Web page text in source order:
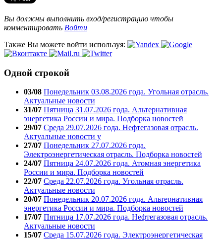
Вы должны выполнить вход/регистрацию чтобы
комментировать Войти
Также Вы можете войти используя:
Одной строкой
03/08 Понедельник 03.08.2026 года. Угольная отрасль.
Актуальные новости
31/07 Пятница 31.07.2026 года. Альтернативная
энергетика России и мира. Подборка новостей
29/07 Среда 29.07.2026 года. Нефтегазовая отрасль.
Актуальные новости у
27/07 Понедельник 27.07.2026 года.
Электроэнергетическая отрасль. Подборка новостей
24/07 Пятница 24.07.2026 года. Атомная энергетика
России и мира. Подборка новостей
22/07 Среда 22.07.2026 года. Угольная отрасль.
Актуальные новости
20/07 Понедельник 20.07.2026 года. Альтернативная
энергетика России и мира. Подборка новостей
17/07 Пятница 17.07.2026 года. Нефтегазовая отрасль.
Актуальные новости
15/07 Среда 15.07.2026 года. Электроэнергетическая